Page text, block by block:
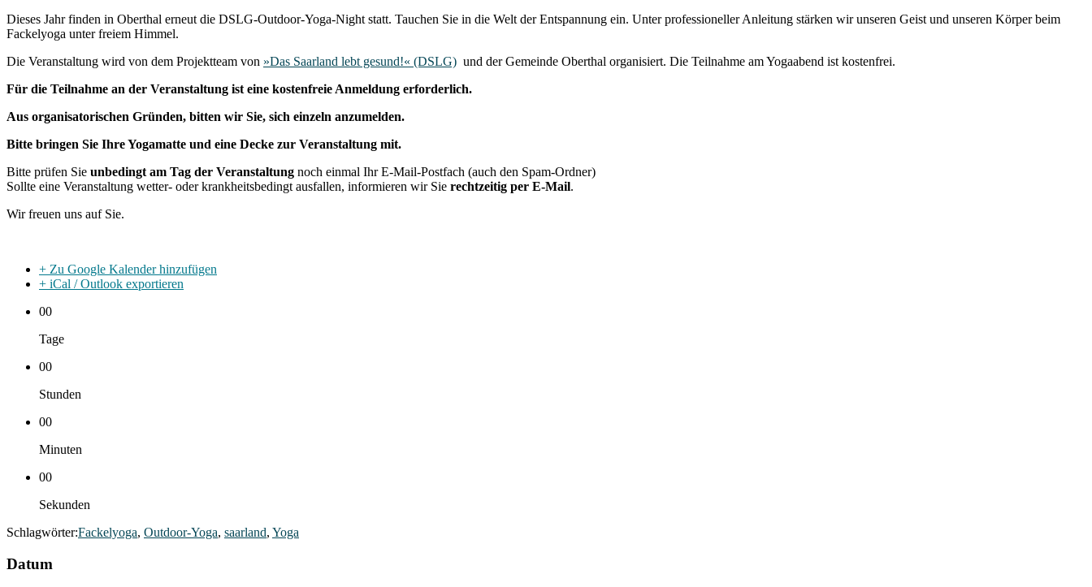
Dieses Jahr finden in Oberthal erneut die DSLG-Outdoor-Yoga-Night statt. Tauchen Sie in die Welt der Entspannung ein. Unter professioneller Anleitung stärken wir unseren Geist und unseren Körper beim
Fackelyoga unter freiem Himmel.
Die Veranstaltung wird von dem Projektteam von »Das Saarland lebt gesund!« (DSLG) und der Gemeinde Oberthal organisiert. Die Teilnahme am Yogaabend ist kostenfrei.
Für die Teilnahme an der Veranstaltung ist eine kostenfreie Anmeldung erforderlich.
Aus organisatorischen Gründen, bitten wir Sie, sich einzeln anzumelden.
Bitte bringen Sie Ihre Yogamatte und eine Decke zur Veranstaltung mit.
Bitte prüfen Sie unbedingt am Tag der Veranstaltung noch einmal Ihr E-Mail-Postfach (auch den Spam-Ordner)
Sollte eine Veranstaltung wetter- oder krankheitsbedingt ausfallen, informieren wir Sie rechtzeitig per E-Mail.
Wir freuen uns auf Sie.
+ Zu Google Kalender hinzufügen
+ iCal / Outlook exportieren
00
Tage
00
Stunden
00
Minuten
00
Sekunden
Schlagwörter:Fackelyoga, Outdoor-Yoga, saarland, Yoga
Datum